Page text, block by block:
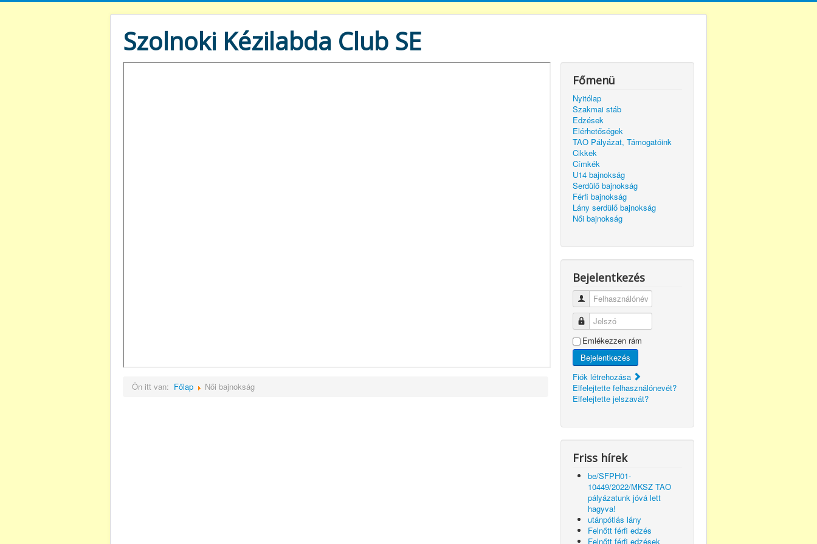
Szolnoki Kézilabda Club SE
Ön itt van: Főlap Női bajnokság
Főmenü
Nyitólap
Szakmai stáb
Edzések
Elérhetőségek
TAO Pályázat, Támogatóink
Cikkek
Címkék
U14 bajnokság
Serdülő bajnokság
Férfi bajnokság
Lány serdülő bajnokság
Női bajnokság
Bejelentkezés
Felhasználónév
Jelszó
Emlékezzen rám
Bejelentkezés
Fiók létrehozása
Elfelejtette felhasználónevét?
Elfelejtette jelszavát?
Friss hírek
be/SFPH01-
10449/2022/MKSZ TAO
pályázatunk jóvá lett
hagyva!
utánpótlás lány
Felnőtt férfi edzés
Felnőtt férfi edzések